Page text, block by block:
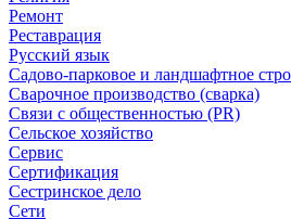
Ремонт
Реставрация
Русский язык
Садово-парковое и ландшафтное
Сварочное производство (сварка)
Связи с общественностью (PR)
Сельское хозяйство
Сервис
Сертификация
Сестринское дело
Сети